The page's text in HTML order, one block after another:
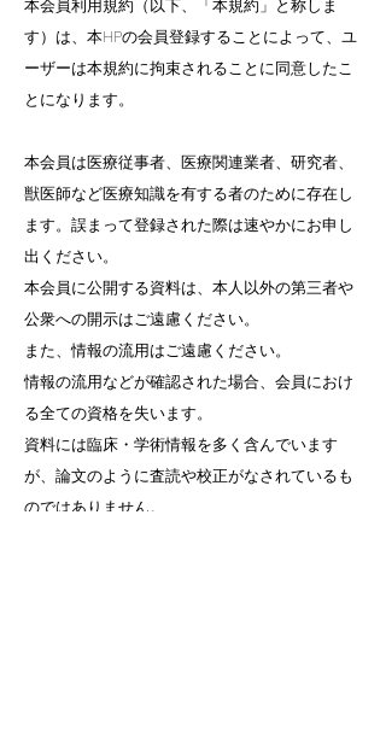
本会員利用規約（以下、「本規約」と称しま
す）は、本HPの会員登録することによって、ユ
ーザーは本規約に拘束されることに同意したこ
とになります。
本会員は医療従事者、医療関連業者、研究者、
獣医師など医療知識を有する者のために存在し
ます。誤まって登録された際は速やかにお申し
出ください。
本会員に公開する資料は、本人以外の第三者や
公衆への開示はご遠慮ください。
また、情報の流用はご遠慮ください。
​情報の流用などが確認された場合、会員におけ
る全ての資格を失います。
資料には臨床・学術情報を多く含んでいます
が、論文のように査読や校正がなされているも
のではありません。